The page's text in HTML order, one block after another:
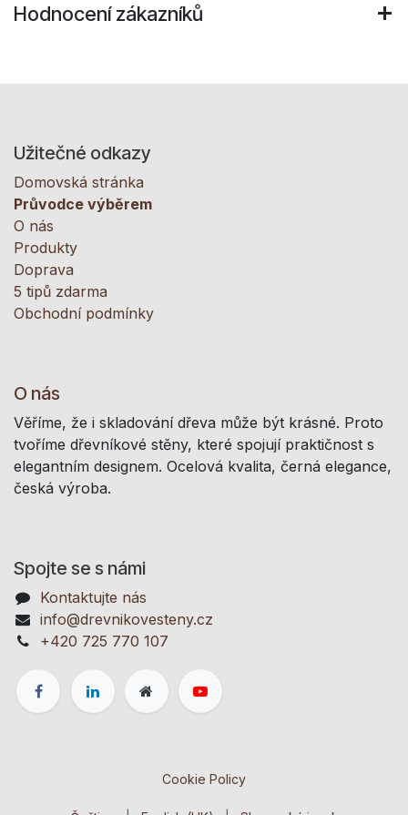
Hodnocení zákazníků
Užitečné odkazy
Domovská stránka
Průvodce výběrem
O nás
Produkty
Doprava
5 tipů zdarma
Obchodní podmínky
O nás
Věříme, že i skladování dřeva může být krásné. Proto
tvoříme dřevníkové stěny, které spojují praktičnost s
elegantním designem. Ocelová kvalita, černá elegance,
česká výroba.
Spojte se s námi
Kontaktujte nás
info@drevnikovesteny.cz
+420 725 770 107
Cookie Policy